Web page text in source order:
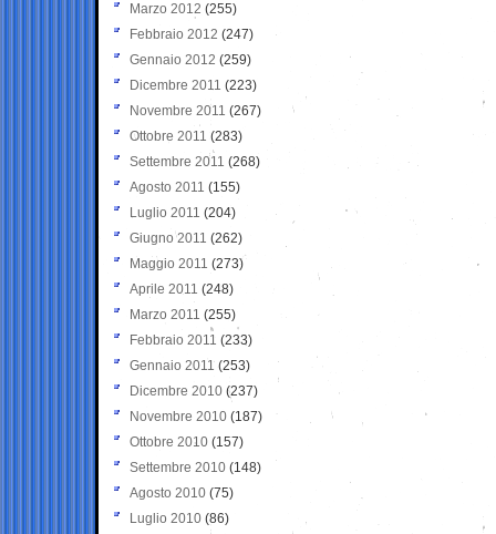
Marzo 2012 (255)
Febbraio 2012 (247)
Gennaio 2012 (259)
Dicembre 2011 (223)
Novembre 2011 (267)
Ottobre 2011 (283)
Settembre 2011 (268)
Agosto 2011 (155)
Luglio 2011 (204)
Giugno 2011 (262)
Maggio 2011 (273)
Aprile 2011 (248)
Marzo 2011 (255)
Febbraio 2011 (233)
Gennaio 2011 (253)
Dicembre 2010 (237)
Novembre 2010 (187)
Ottobre 2010 (157)
Settembre 2010 (148)
Agosto 2010 (75)
Luglio 2010 (86)